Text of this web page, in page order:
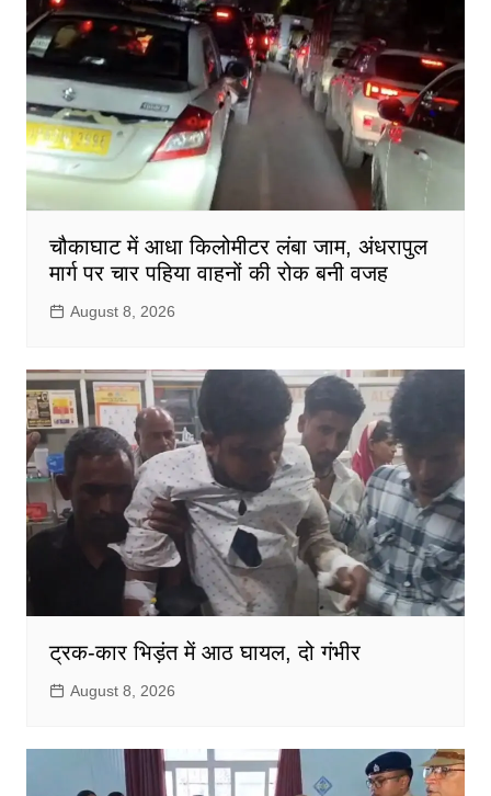
चौकाघाट में आधा किलोमीटर लंबा जाम, अंधरापुल
मार्ग पर चार पहिया वाहनों की रोक बनी वजह
August 8, 2026
ट्रक-कार भिड़ंत में आठ घायल, दो गंभीर
August 8, 2026